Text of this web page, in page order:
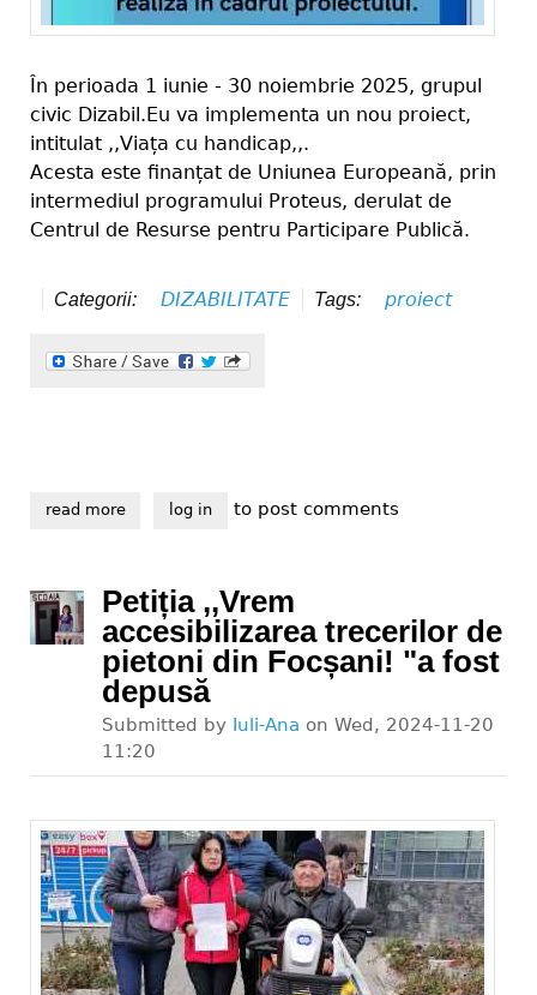
În perioada 1 iunie - 30 noiembrie 2025, grupul
civic Dizabil.Eu va implementa un nou proiect,
intitulat ,,Viața cu handicap,,.
Acesta este finanțat de Uniunea Europeană, prin
intermediul programului Proteus, derulat de
Centrul de Resurse pentru Participare Publică.
Categorii: DIZABILITATE Tags: proiect
read moreabout viața cu handicap
log in to post comments
Petiția ,,Vrem
accesibilizarea trecerilor de
pietoni din Focșani! "a fost
depusă
Submitted by Iuli-Ana on Wed, 2024-11-20
11:20